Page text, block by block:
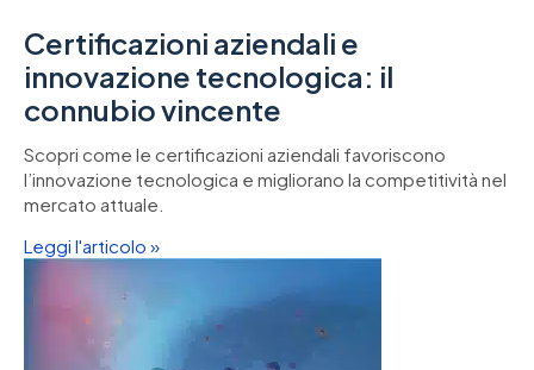
Certificazioni aziendali e
innovazione tecnologica: il
connubio vincente
Scopri come le certificazioni aziendali favoriscono
l’innovazione tecnologica e migliorano la competitività nel
mercato attuale.
Leggi l'articolo »